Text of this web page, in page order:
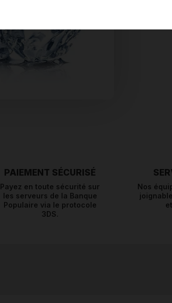
PAIEMENT SÉCURISÉ
Payez en toute sécurité sur
les serveurs de la Banque
Populaire via le protocole
3DS.
Nos